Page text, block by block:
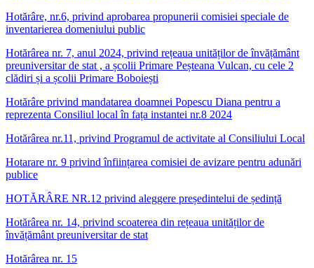
Hotărâre, nr.6, privind aprobarea propunerii comisiei speciale de
inventarierea domeniului public
Hotărârea nr. 7, anul 2024, privind rețeaua unităților de învățământ
preuniversitar de stat , a școlii Primare Peșteana Vulcan, cu cele 2
clădiri și a școlii Primare Boboiești
Hotărâre privind mandatarea doamnei Popescu Diana pentru a
reprezenta Consiliul local în fața instantei nr.8 2024
Hotărârea nr.11, privind Programul de activitate al Consiliului Local
Hotarare nr. 9 privind înființarea comisiei de avizare pentru adunări
publice
HOTĂRÂRE NR.12 privind aleggere președintelui de ședință
Hotărârea nr. 14, privind scoaterea din rețeaua unităților de
învățământ preuniversitar de stat
Hotărârea nr. 15